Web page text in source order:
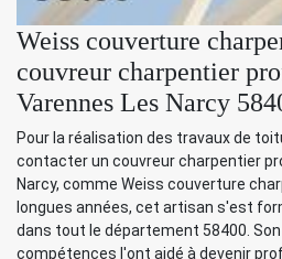
Weiss couverture
couvreur charpentier
Varennes Les Narcy
Pour la réalisation des travaux de
contacter un couvreur charpentier
Narcy, comme Weiss couverture
longues années, cet artisan s'est
dans tout le département 58400.
compétences l'ont aidé à devenir